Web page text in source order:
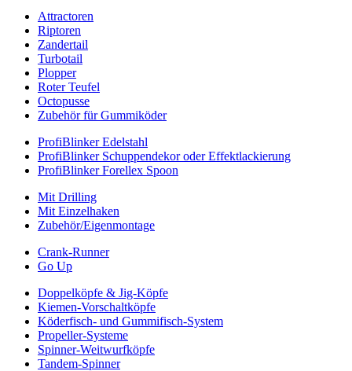
Attractoren
Riptoren
Zandertail
Turbotail
Plopper
Roter Teufel
Octopusse
Zubehör für Gummiköder
ProfiBlinker Edelstahl
ProfiBlinker Schuppendekor oder Effektlackierung
ProfiBlinker Forellex Spoon
Mit Drilling
Mit Einzelhaken
Zubehör/Eigenmontage
Crank-Runner
Go Up
Doppelköpfe & Jig-Köpfe
Kiemen-Vorschaltköpfe
Köderfisch- und Gummifisch-System
Propeller-Systeme
Spinner-Weitwurfköpfe
Tandem-Spinner